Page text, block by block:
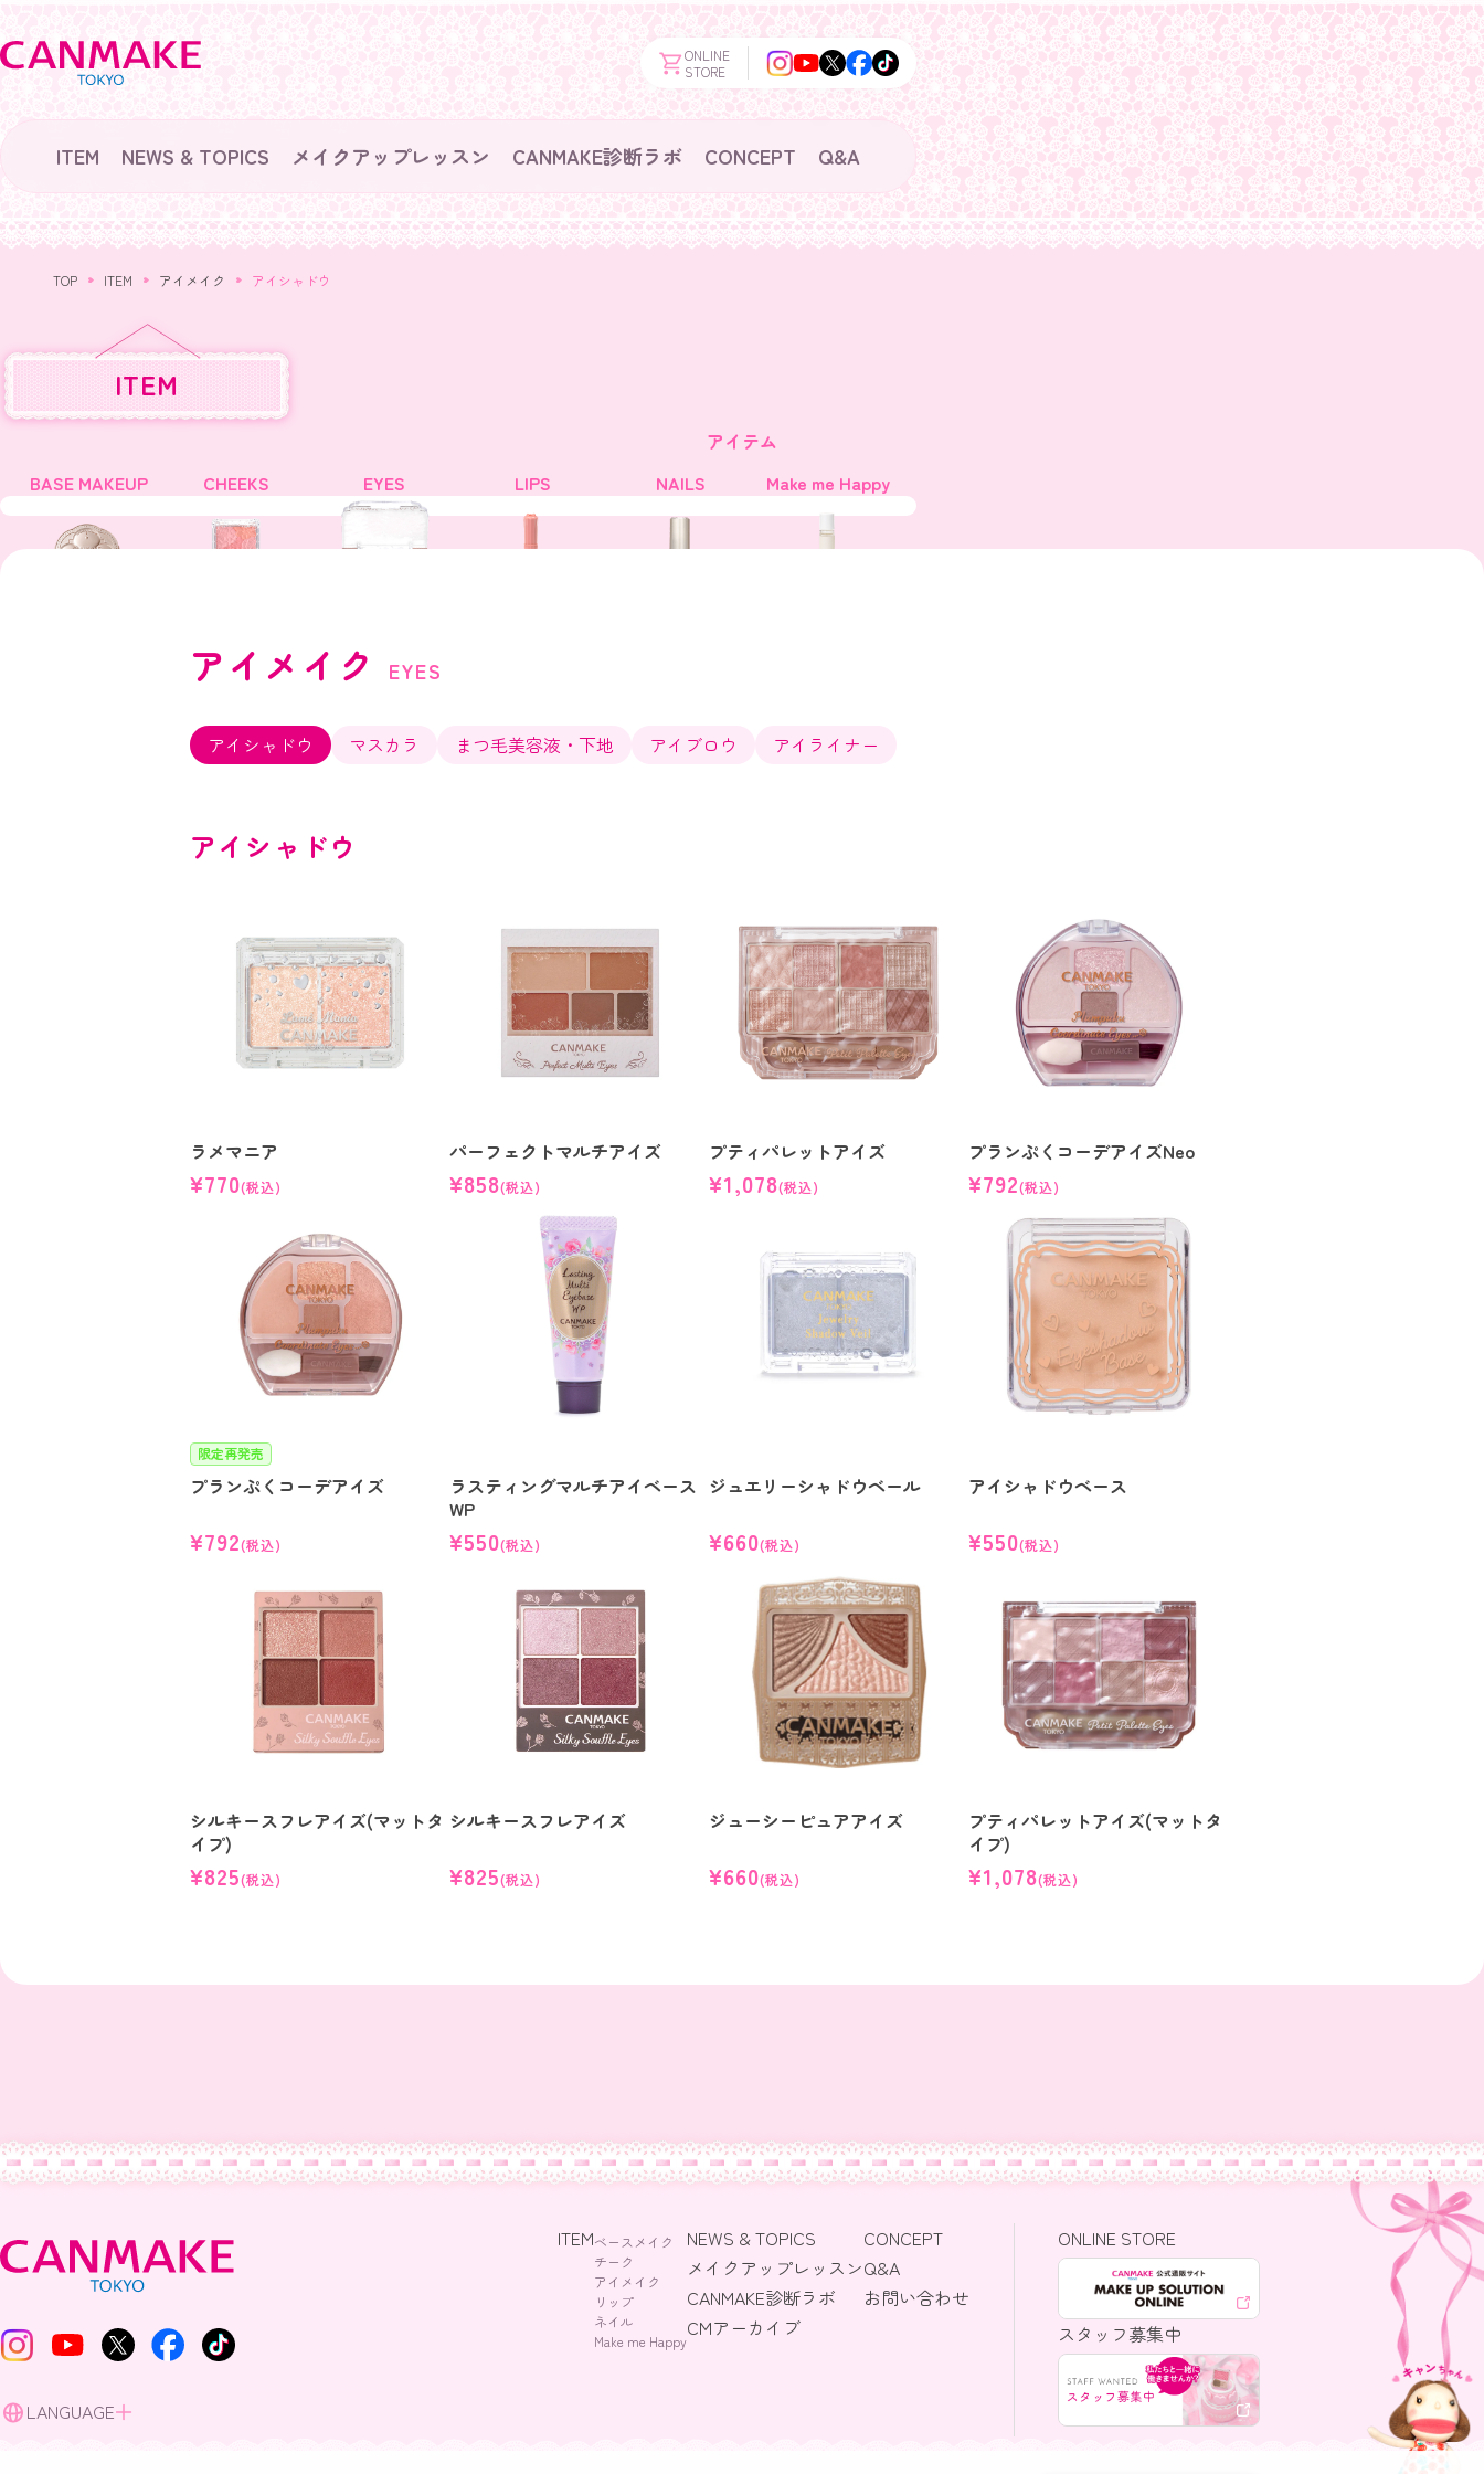
ONLINE
STORE
ITEM NEWS & TOPICS メイクアップレッスン CANMAKE診断ラボ CONCEPT Q&A
TOP ITEM アイメイク アイシャドウ
ITEM
アイテム
BASE MAKEUP
CHEEKS EYES LIPS NAILS Make me Happy
アイメイク EYES
アイシャドウ マスカラ まつ毛美容液・下地 アイブロウ アイライナー
アイシャドウ
ラメマニア
¥770(税込)
パーフェクトマルチアイズ
¥858(税込)
プティパレットアイズ
¥1,078(税込)
プランぷくコーデアイズNeo
¥792(税込)
限定再発売
プランぷくコーデアイズ
¥792(税込)
ラスティングマルチアイベース
WP
¥550(税込)
ジュエリーシャドウベール
¥660(税込)
アイシャドウベース
¥550(税込)
シルキースフレアイズ(マットタ
イプ)
¥825(税込)
シルキースフレアイズ
¥825(税込)
ジューシーピュアアイズ
¥660(税込)
プティパレットアイズ(マットタ
イプ)
¥1,078(税込)
LANGUAGE
ITEMベースメイク
チーク
アイメイク
リップ
ネイル
Make me Happy
NEWS & TOPICS
メイクアップレッスン
CANMAKE診断ラボ
CMアーカイブ
CONCEPT
Q&A
お問い合わせ
ONLINE STORE
スタッフ募集中